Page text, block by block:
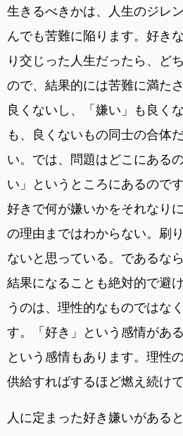
生きるべきかは、人生のジレ
んでも苦難に陥ります。好き
り交じった人生だったら、ど
ので、結果的には苦難に満た
良くないし、「嫌い」も良く
も、良くないもの同士の合体
い。では、問題はどこにある
い」というところにあるので
好きで何が嫌いかをそれなり
の理由まではわからない。刷
ないと思っている。であるな
結果になることも絶対的で避
うのは、理性的なものではな
す。「好き」という感情があ
という感情もあります。理性
供給すればするほど燃え続け
人に定まった好き嫌いがある